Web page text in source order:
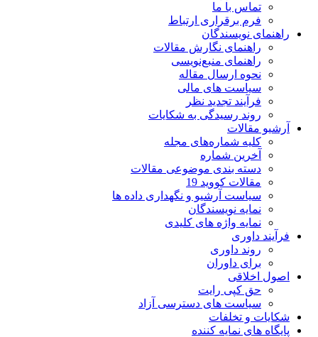
تماس با ما
فرم برقراری ارتباط
راهنمای نویسندگان
راهنمای نگارش مقالات
راهنمای منبع‌نویسی
نحوه ارسال مقاله
سیاست های مالی
فرآیند تجدید نظر
روند رسیدگی به شکایات
آرشیو مقالات
کلیه شماره‌های مجله
آخرین شماره
دسته بندی موضوعی مقالات
مقالات کووید 19
سیاست آرشیو و نگهداری داده ها
نمایه نویسندگان
نمایه واژه های کلیدی
فرآیند داوری
روند داوری
برای داوران
اصول اخلاقی
حق کپی رایت
سیاست های دسترسی آزاد
شکایات و تخلفات
پایگاه های نمایه کننده